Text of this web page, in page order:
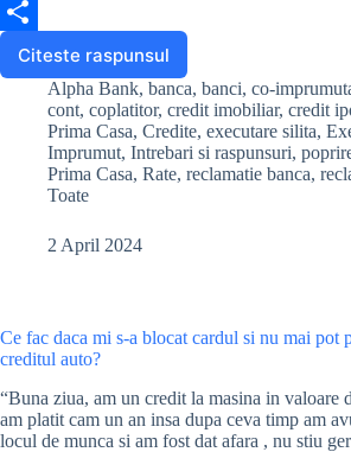
F
Citeste raspunsul
Cum
pot
sa
platesc
rata
la
am
Alpha Bank, banca, banci, co-
cont, coplatitor, credit imobiliar, credit
Prima Casa, Credite, executare silita,
Imprumut, Intrebari si raspunsuri,
Prima Casa, Rate, reclamatie banca,
Toate
2 April 2024
Ce fac daca mi s-a blocat cardul si nu mai pot
creditul auto?
“Buna ziua, am un credit la masina in valoare
am platit cam un an insa dupa ceva timp am
locul de munca si am fost dat afara , nu stiu